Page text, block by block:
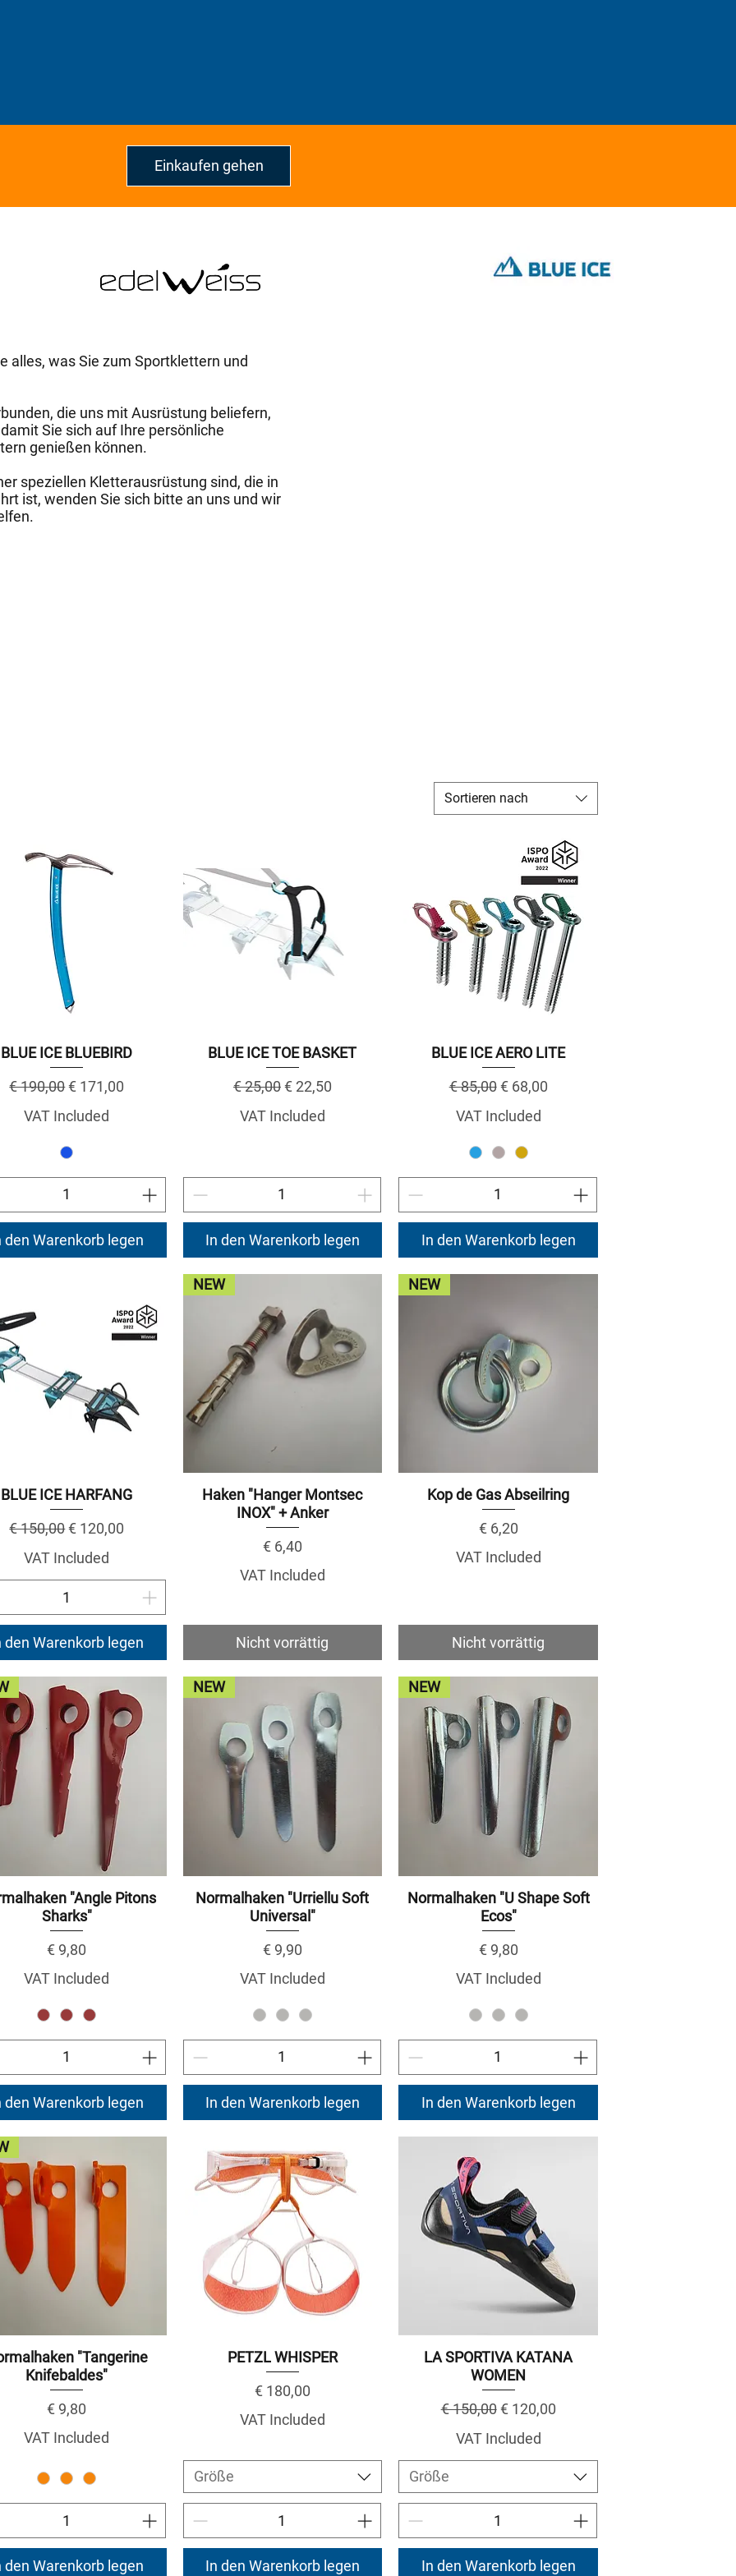
Sortieren nach
BLUE ICE BLUEBIRD
Regular Price
€ 190,00Sale Price
€ 171,00
VAT Included
den Warenkorb legen
BLUE ICE TOE BASKET
Regular Price
€ 25,00Sale Price
€ 22,50
VAT Included
In den Warenkorb legen
BLUE ICE AERO LITE
Regular Price
€ 85,00 Sale Price
€ 68,00
VAT Included
In den Warenkorb legen
BLUE ICE HARFANG
Regular Price
€ 150,00Sale Price
€ 120,00
VAT Included
den Warenkorb legen
NEW
Haken "Hanger Montsec
INOX" + Anker
Price
€ 6,40
VAT Included
Nicht vorrättig
NEW
Kop de Gas Abseilring
Price
€ 6,20
VAT Included
Nicht vorrättig
"Angle Pitons
Sharks"
Price
€ 9,80
VAT Included
den Warenkorb legen
NEW
Normalhaken "Urriellu Soft
Universal"
Price
€ 9,90
VAT Included
In den Warenkorb legen
NEW
Normalhaken "U Shape Soft
Ecos"
Price
€ 9,80
VAT Included
In den Warenkorb legen
"Tangerine
Knifebaldes"
Price
€ 9,80
VAT Included
den Warenkorb legen
PETZL WHISPER
Price
€ 180,00
VAT Included
Größe
In den Warenkorb legen
LA SPORTIVA KATANA
WOMEN
Regular Price
€ 150,00 Sale Price
€ 120,00
VAT Included
Größe
In den Warenkorb legen
alles, was Sie zum Sportklettern und
die uns mit Ausrüstung beliefern,
Sie sich auf Ihre persönliche
genießen können.
speziellen Kletterausrüstung sind, die in
ist, wenden Sie sich bitte an uns und wir
Einkaufen gehen